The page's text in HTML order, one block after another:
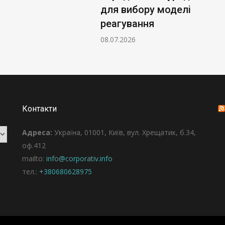
для вибору моделі
реагування
08.07.2026
Контакти
Адреса: Україна, 01001, Київ, вул. Хрещатик, б.34,
оф.412
mailto: info@corporativ.info
тел.: +380680628975